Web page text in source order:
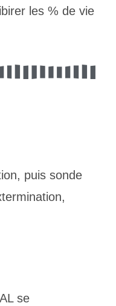
les % de vie
puis sonde
se